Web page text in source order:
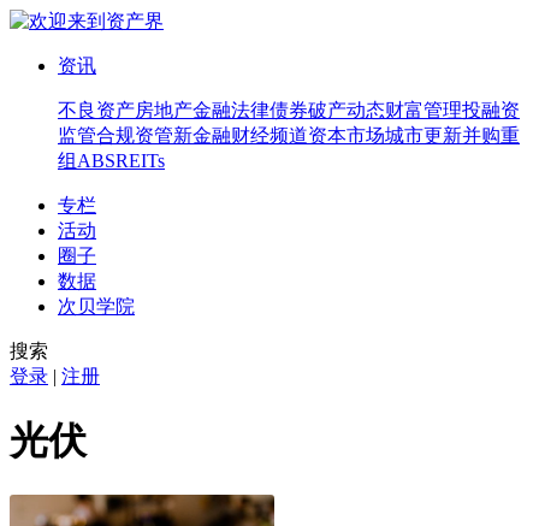
资讯
不良资产房地产金融法律债券破产动态财富管理投融资
监管合规资管新金融财经频道资本市场城市更新并购重
组 ABSREITs
专栏
活动
圈子
数据
次贝学院
搜索
登录 | 注册
光伏